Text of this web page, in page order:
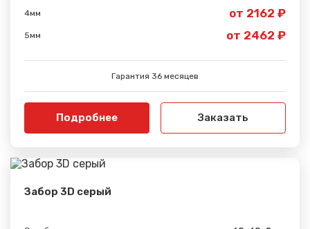
4мм от 2162 ₽
5мм от 2462 ₽
Гарантия 36 месяцев
Подробнее Заказать
Забор 3D серый
Сообщение успешно